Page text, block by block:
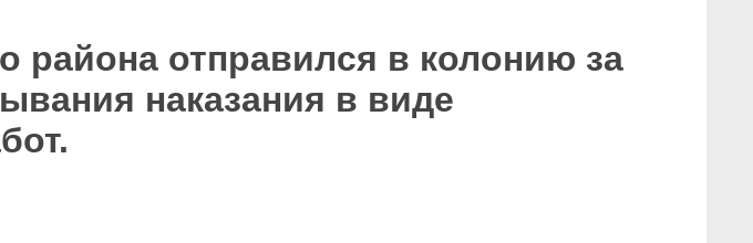
района отправился в колонию за
наказания в виде